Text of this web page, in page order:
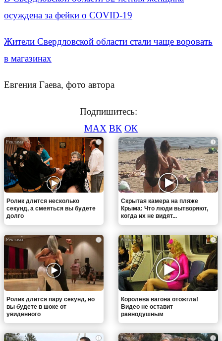
осуждена за фейки о COVID-19
Жители Свердловской области стали чаще воровать
в магазинах
Евгения Гаева, фото автора
Подпишитесь:
MAX ВК ОК
i
Ролик длится несколько
секунд, а смеяться вы будете
долго
i
Скрытая камера на пляже
Крыма: Что люди вытворяют,
когда их не видят...
i
Ролик длится пару секунд, но
вы будете в шоке от
увиденного
i
Королева вагона отожгла!
Видео не оставит
равнодушным
i i